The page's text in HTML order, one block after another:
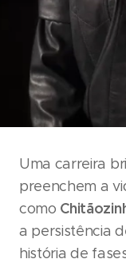
Uma carreira
preenchem a
como
a persistência
história de